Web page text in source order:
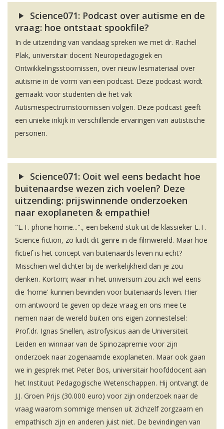
Science071: Podcast over autisme en de
vraag: hoe ontstaat spookfile?
In de uitzending van vandaag spreken we met dr. Rachel
Plak, universitair docent Neuropedagogiek en
Ontwikkelingsstoornissen, over nieuw lesmateriaal over
autisme in de vorm van een podcast. Deze podcast wordt
gemaakt voor studenten die het vak
Autismespectrumstoornissen volgen. Deze podcast geeft
een unieke inkijk in verschillende ervaringen van autistische
personen.
Science071: Ooit wel eens bedacht hoe
buitenaardse wezen zich voelen? Deze
uitzending: prijswinnende onderzoeken
naar exoplaneten & empathie!
"E.T. phone home..."., een bekend stuk uit de klassieker E.T.
Science fiction, zo luidt dit genre in de filmwereld. Maar hoe
fictief is het concept van buitenaards leven nu echt?
Misschien wel dichter bij de werkelijkheid dan je zou
denken. Kortom; waar in het universum zou zich wel eens
die 'home' kunnen bevinden voor buitenaards leven. Hier
om antwoord te geven op deze vraag en ons mee te
nemen naar de wereld buiten ons eigen zonnestelsel:
Prof.dr. Ignas Snellen, astrofysicus aan de Universiteit
Leiden en winnaar van de Spinozapremie voor zijn
onderzoek naar zogenaamde exoplaneten. Maar ook gaan
we in gesprek met Peter Bos, universitair hoofddocent aan
het Instituut Pedagogische Wetenschappen. Hij ontvangt de
J.J. Groen Prijs (30.000 euro) voor zijn onderzoek naar de
vraag waarom sommige mensen uit zichzelf zorgzaam en
empathisch zijn en anderen juist niet. De bevindingen van